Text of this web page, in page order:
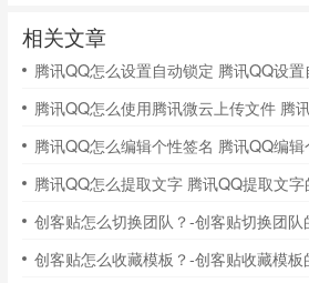
相关文章
腾讯QQ怎么设置自动锁定 腾讯QQ设
腾讯QQ怎么编辑个性签名 腾讯QQ编
腾讯QQ怎么提取文字 腾讯QQ提取文
创客贴怎么切换团队？-创客贴切换团队
创客贴怎么收藏模板？-创客贴收藏模板